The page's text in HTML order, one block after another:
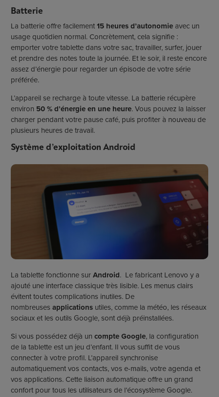
Batterie
La batterie offre facilement15 heures d’autonomieavec un
usage quotidien normal. Concrètement, cela signifie :
emporter votre tablette dans votre sac, travailler, surfer, jouer
et prendre des notes toute la journée. Et le soir, il reste encore
assez d’énergie pour regarder un épisode de votre série
préférée.
L’appareil se recharge à toute vitesse. La batterie récupère
environ 50 % d’énergie en une heure. Vous pouvez la laisser
charger pendant votre pause café, puis profiter à nouveau de
plusieurs heures de travail.
Système d’exploitation Android
La tablette fonctionne surAndroid. Le fabricant Lenovo y a
ajouté une interface classique très lisible. Les menus clairs
évitent toutes complications inutiles. De
nombreusesapplications utiles, comme la météo, les réseaux
sociaux et les outils Google, sont déjà préinstallées.
Si vous possédez déjà uncompte Google, la configuration
de la tablette est un jeu d’enfant. Il vous suffit de vous
connecter à votre profil. L’appareil synchronise
automatiquement vos contacts, vos e-mails, votre agenda et
vos applications. Cette liaison automatique offre un grand
confort pour tous les utilisateurs de l’écosystème Google.